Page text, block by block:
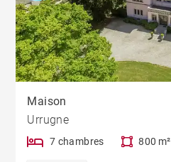
Maison
Urrugne
7 chambres 800 m²